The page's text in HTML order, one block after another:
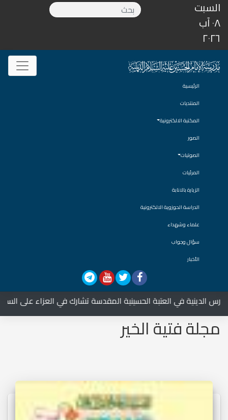
السبت
٠٨ آب
٢٠٢٦
الرئيسية
المنتديات
المكتبة الالكترونية
الصور
الصوتيات
المرئيات
الزيارة بالانابة
الدراسة الحوزوية الالكترونية
علماء وشهداء
سؤال وجواب
الأخبار
تشارك في العزاء على السيدة الزهراء عليها السلام
مجلة فتية الخير